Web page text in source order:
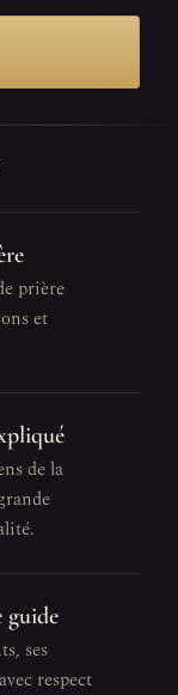
prière
et
de la
guide
ses
respect